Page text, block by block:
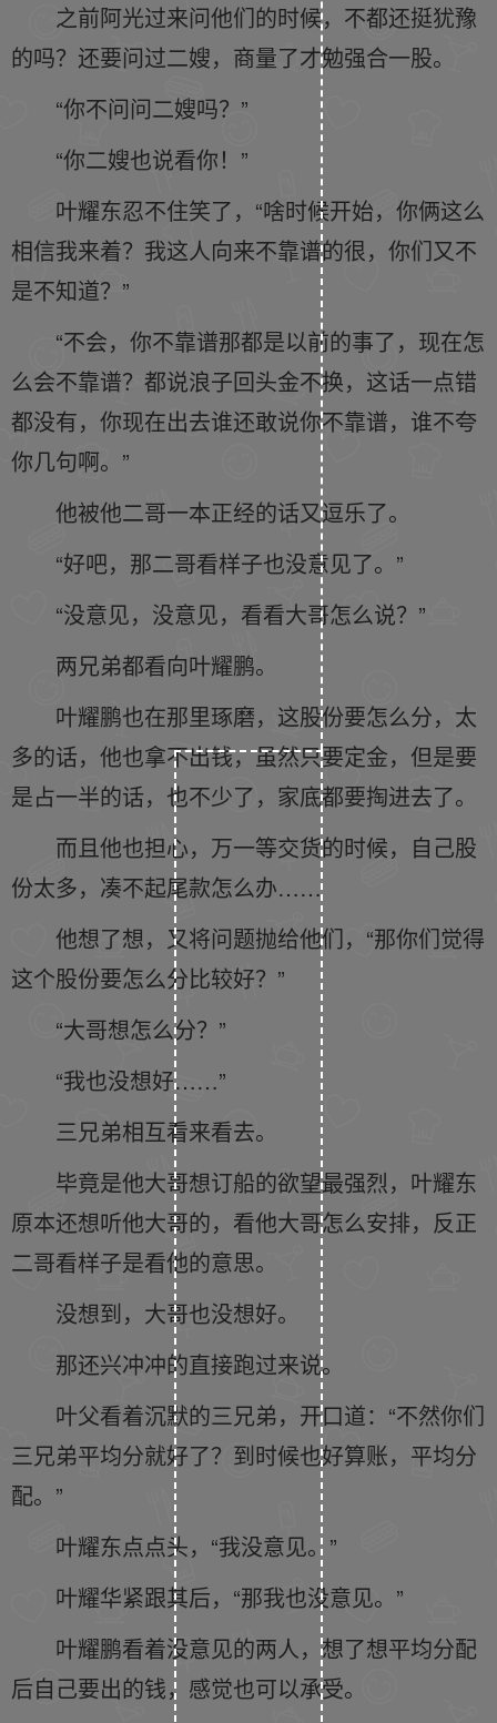
之前阿光过来问他们的时候，不都还挺犹豫
的吗？还要问过二嫂，商量了才勉强合一股。
“你不问问二嫂吗？”
“你二嫂也说看你！”
叶耀东忍不住笑了，“啥时候开始，你俩这么
相信我来着？我这人向来不靠谱的很，你们又不
是不知道？”
“不会，你不靠谱那都是以前的事了，现在怎
么会不靠谱？都说浪子回头金不换，这话一点错
都没有，你现在出去谁还敢说你不靠谱，谁不夸
你几句啊。”
他被他二哥一本正经的话又逗乐了。
“好吧，那二哥看样子也没意见了。”
“没意见，没意见，看看大哥怎么说？”
两兄弟都看向叶耀鹏。
叶耀鹏也在那里琢磨，这股份要怎么分，太
多的话，他也拿不出钱，虽然只要定金，但是要
是占一半的话，也不少了，家底都要掏进去了。
而且他也担心，万一等交货的时候，自己股
份太多，凑不起尾款怎么办……
他想了想，又将问题抛给他们，“那你们觉得
这个股份要怎么分比较好？”
“大哥想怎么分？”
“我也没想好……”
三兄弟相互看来看去。
毕竟是他大哥想订船的欲望最强烈，叶耀东
原本还想听他大哥的，看他大哥怎么安排，反正
二哥看样子是看他的意思。
没想到，大哥也没想好。
那还兴冲冲的直接跑过来说。
叶父看着沉默的三兄弟，开口道：“不然你们
三兄弟平均分就好了？到时候也好算账，平均分
配。”
叶耀东点点头，“我没意见。”
叶耀华紧跟其后，“那我也没意见。”
叶耀鹏看着没意见的两人，想了想平均分配
后自己要出的钱，感觉也可以承受。